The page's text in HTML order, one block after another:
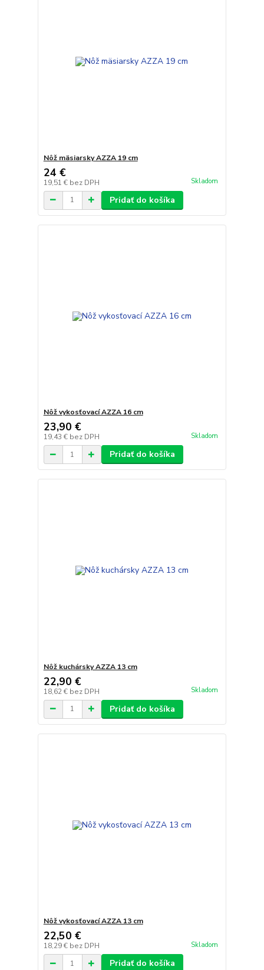
Nôž mäsiarsky AZZA 19 cm
24 €
19,51 € bez DPH Skladom
Pridať do košíka
Nôž vykosťovací AZZA 16 cm
23,90 €
19,43 € bez DPH Skladom
Pridať do košíka
Nôž kuchársky AZZA 13 cm
22,90 €
18,62 € bez DPH Skladom
Pridať do košíka
Nôž vykosťovací AZZA 13 cm
22,50 €
18,29 € bez DPH Skladom
Pridať do košíka